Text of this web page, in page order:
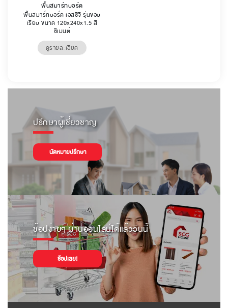
พื้นสมาร์ทบอร์ด
พื้นสมาร์ทบอร์ด เอสซีจี รุ่นขอบ
เรียบ ขนาด 120x240x1.5 สี
ซีเมนต์
ดูรายละเอียด
ปรึกษาผู้เชี่ยวชาญ
นัดหมายปรึกษา
ช้อปง่ายๆ ผ่านออนไลน์ได้แล้ววันนี้
ช้อปเลย!